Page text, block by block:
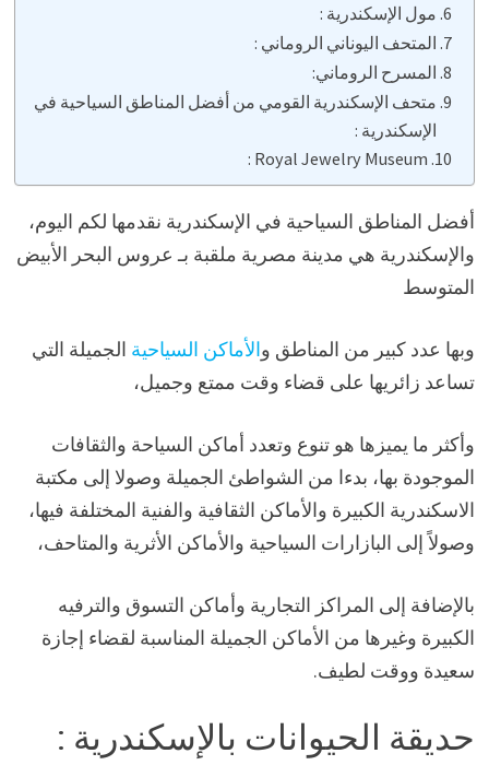
مول الإسكندرية :
المتحف اليوناني الروماني :
المسرح الروماني:
متحف الإسكندرية القومي من أفضل المناطق السياحية في
الإسكندرية :
Royal Jewelry Museum :
أفضل المناطق السياحية في الإسكندرية نقدمها لكم اليوم،
والإسكندرية هي مدينة مصرية ملقبة بـ عروس البحر الأبيض
المتوسط
وبها عدد كبير من المناطق والأماكن السياحية الجميلة التي
تساعد زائريها على قضاء وقت ممتع وجميل،
وأكثر ما يميزها هو تنوع وتعدد أماكن السياحة والثقافات
الموجودة بها، بدءا من الشواطئ الجميلة وصولا إلى مكتبة
الاسكندرية الكبيرة والأماكن الثقافية والفنية المختلفة فيها،
وصولاً إلى البازارات السياحية والأماكن الأثرية والمتاحف،
بالإضافة إلى المراكز التجارية وأماكن التسوق والترفيه
الكبيرة وغيرها من الأماكن الجميلة المناسبة لقضاء إجازة
سعيدة ووقت لطيف.
حديقة الحيوانات بالإسكندرية :